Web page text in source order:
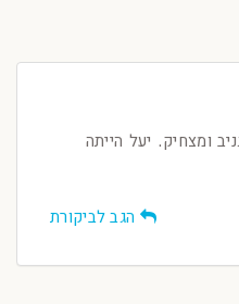
ומצחיק. יעל הייתה
הגב לביקורת